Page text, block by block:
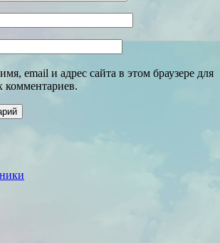
email и адрес сайта в этом браузере для